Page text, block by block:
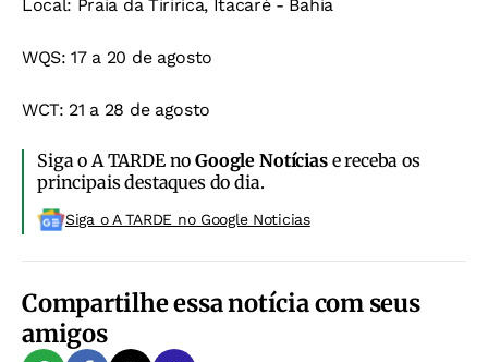
Local: Praia da Tiririca, Itacaré - Bahia
WQS: 17 a 20 de agosto
WCT: 21 a 28 de agosto
Siga o A TARDE noGoogle Notíciase receba os
principais destaques do dia.
Siga o A TARDE no Google Noticias
Compartilhe essa notícia com seus
amigos